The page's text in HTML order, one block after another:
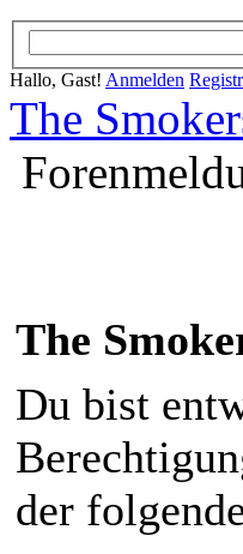
Hallo, Gast! Anmelden
The
The
Du bist
der